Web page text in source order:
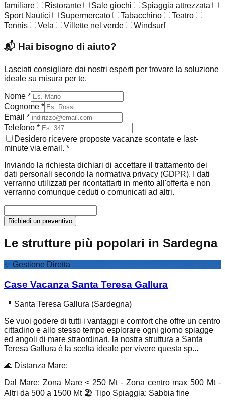
familiare
Ristorante Sale giochi
Spiaggia attrezzata
Sport Nautici
Supermercato Tabacchino
Teatro
Tennis
Vela Villette nel verde Windsurf
📬 Hai bisogno di aiuto?
Lasciati consigliare dai nostri esperti per trovare la soluzione
ideale su misura per te.
Nome *
Cognome *
Email *
Telefono *
Desidero ricevere proposte vacanze scontate e last-
minute via email. *
Inviando la richiesta dichiari di accettare il trattamento dei
dati personali secondo la normativa privacy (GDPR). I dati
verranno utilizzati per ricontattarti in merito all'offerta e non
verranno comunque ceduti o comunicati ad altri.
Richiedi un preventivo
Le strutture più popolari in Sardegna
✨ Gestione Diretta
Case Vacanza Santa Teresa Gallura
📍 Santa Teresa Gallura (Sardegna)
Se vuoi godere di tutti i vantaggi e comfort che offre un centro
cittadino e allo stesso tempo esplorare ogni giorno spiagge
ed angoli di mare straordinari, la nostra struttura a Santa
Teresa Gallura è la scelta ideale per vivere questa sp...
🌊 Distanza Mare:
Dal Mare: Zona Mare < 250 Mt - Zona centro max 500 Mt -
Altri da 500 a 1500 Mt 🏖️ Tipo Spiaggia: Sabbia fine